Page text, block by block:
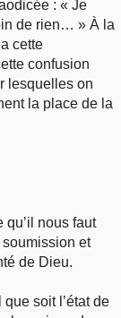
: « Je
de rien… » À la
cette
confusion
lesquelles on
la place de la
qu’il nous faut
soumission et
de Dieu.
soit l’état de